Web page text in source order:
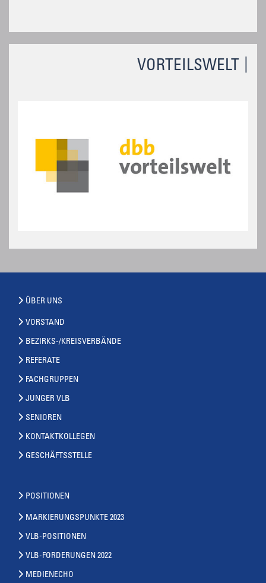
VORTEILSWELT
ÜBER UNS
VORSTAND
BEZIRKS-/KREISVERBÄNDE
REFERATE
FACHGRUPPEN
JUNGER VLB
SENIOREN
KONTAKTKOLLEGEN
GESCHÄFTSSTELLE
POSITIONEN
MARKIERUNGSPUNKTE 2023
VLB-POSITIONEN
VLB-FORDERUNGEN 2022
MEDIENECHO